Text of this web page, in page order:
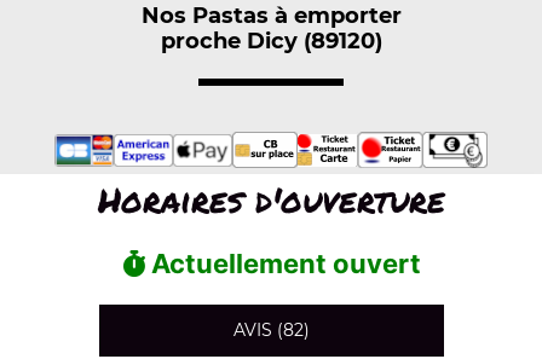
Nos Pastas à emporter
proche Dicy (89120)
Horaires d'ouverture
Actuellement ouvert
AVIS (82)